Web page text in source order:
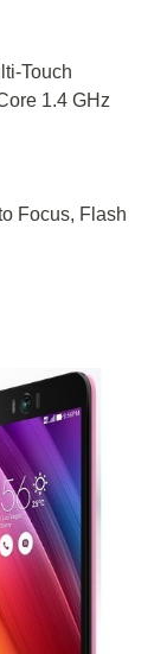
Touch
1.4 GHz
Focus, Flash